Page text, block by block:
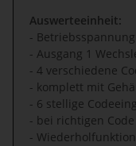
Auswerteeinheit:
- Betriebsspannung
- Ausgang 1
- 4 verschiedene
- komplett mit
- 6 stellige
- bei richtigen
-